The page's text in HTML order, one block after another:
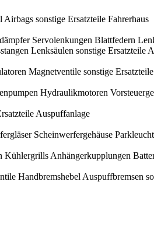
Airbags sonstige Ersatzteile Fahrerhaus
Servolenkungen Blattfedern
Lenksäulen sonstige Ersatzteile
Magnetventile sonstige
Hydraulikmotoren
Auspuffanlage
Scheinwerfergehäuse
Kühlergrills Anhängerkupplungen
Handbremshebel Auspuffbremsen